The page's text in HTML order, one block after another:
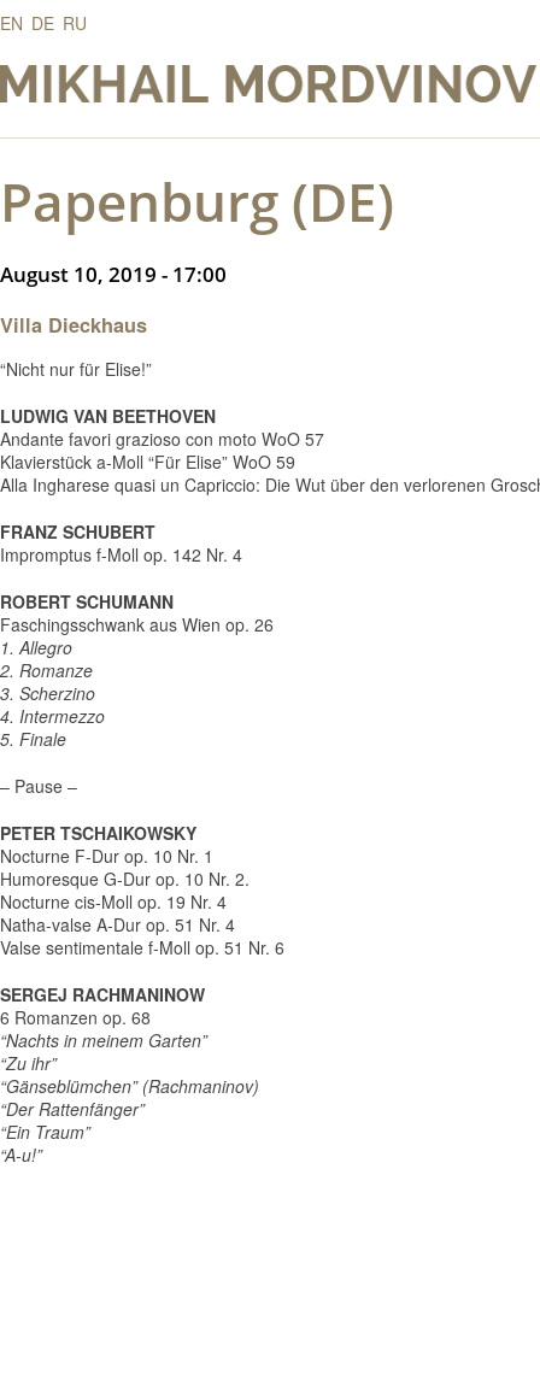
EN DE RU
Papenburg (DE)
August 10, 2019 - 17:00
Villa Dieckhaus
“Nicht nur für Elise!”
LUDWIG VAN BEETHOVEN
Andante favori grazioso con moto WoO 57
Klavierstück a-Moll “Für Elise” WoO 59
Alla Ingharese quasi un Capriccio: Die Wut über den verlorenen
FRANZ SCHUBERT
Impromptus f-Moll op. 142 Nr. 4
ROBERT SCHUMANN
Faschingsschwank aus Wien op. 26
1. Allegro
2. Romanze
3. Scherzino
4. Intermezzo
5. Finale
– Pause –
PETER TSCHAIKOWSKY
Nocturne F-Dur op. 10 Nr. 1
Humoresque G-Dur op. 10 Nr. 2.
Nocturne cis-Moll op. 19 Nr. 4
Natha-valse A-Dur op. 51 Nr. 4
Valse sentimentale f-Moll op. 51 Nr. 6
SERGEJ RACHMANINOW
6 Romanzen op. 68
“Nachts in meinem Garten”
“Zu ihr”
“Gänseblümchen” (Rachmaninov)
“Der Rattenfänger”
“Ein Traum”
“A-u!”